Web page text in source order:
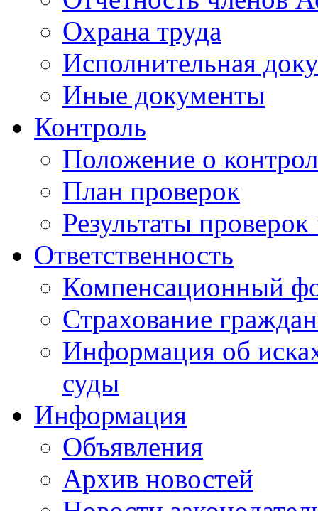
Охрана труда
Исполнительная
Иные документы
Контроль
Положение о
План проверок
Результаты
Ответственность
Компенсационный
Страхование
Информация об
суды
Информация
Объявления
Архив новостей